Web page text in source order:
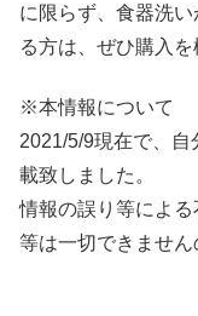
に限らず、食器洗
る方は、ぜひ購入
※本情報について
2021/5/9現在で、
載致しました。
情報の誤り等によ
等は一切できません